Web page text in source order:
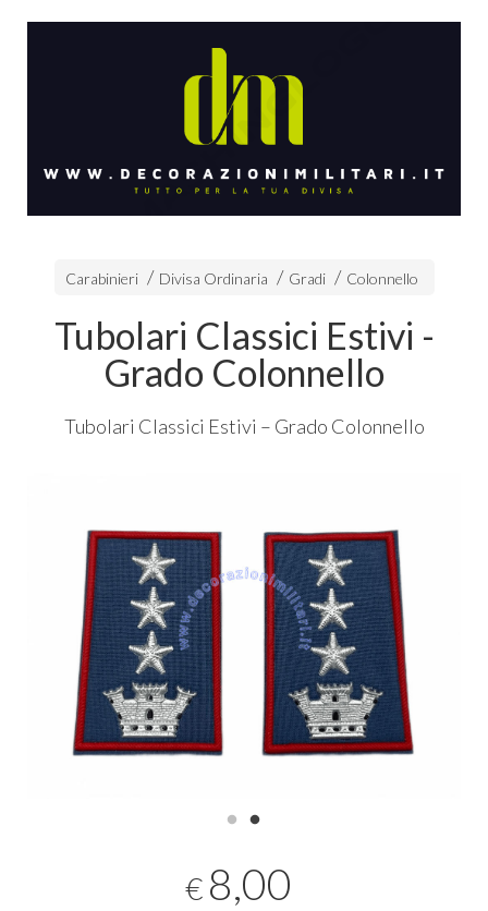
Carabinieri Divisa Ordinaria Gradi Colonnello
Tubolari Classici Estivi -
Grado Colonnello
Tubolari Classici Estivi – Grado Colonnello
€ 8,00